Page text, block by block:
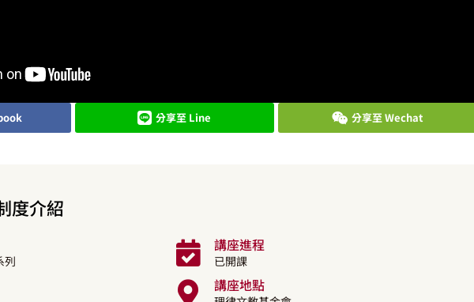
分享至 Line 分享至 Wechat
度介紹
列
講座進程
已開課
講座地點